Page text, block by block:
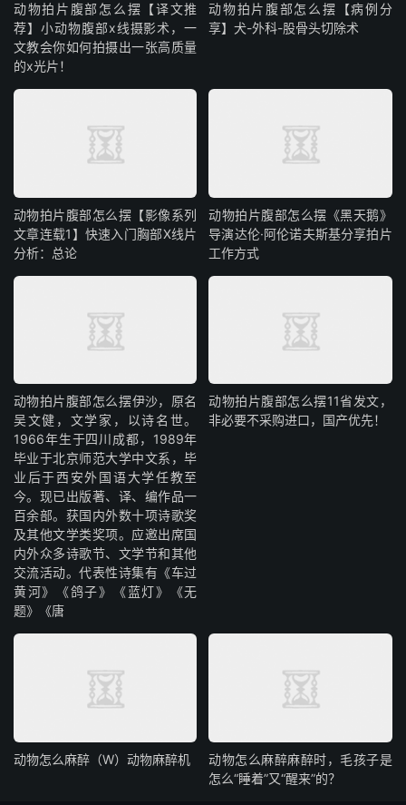
动物拍片腹部怎么摆【译文推
荐】小动物腹部x线摄影术，一
文教会你如何拍摄出一张高质量
的x光片！
动物拍片腹部怎么摆【病例分
享】犬-外科-股骨头切除术
动物拍片腹部怎么摆【影像系列
文章连载1】快速入门胸部X线片
分析：总论
动物拍片腹部怎么摆《黑天鹅》
导演达伦·阿伦诺夫斯基分享拍片
工作方式
动物拍片腹部怎么摆​伊沙，原名
吴文健，文学家，以诗名世。
1966年生于四川成都，1989年
毕业于北京师范大学中文系，毕
业后于西安外国语大学任教至
今。现已出版著、译、编作品一
百余部。获国内外数十项诗歌奖
及其他文学类奖项。应邀出席国
内外众多诗歌节、文学节和其他
交流活动。代表性诗集有《车过
黄河》《鸽子》《蓝灯》《无
题》《唐
动物拍片腹部怎么摆11省发文，
非必要不采购进口，国产优先！
动物怎么麻醉（W）动物麻醉机
动物怎么麻醉麻醉时，毛孩子是
怎么“睡着”又“醒来”的？